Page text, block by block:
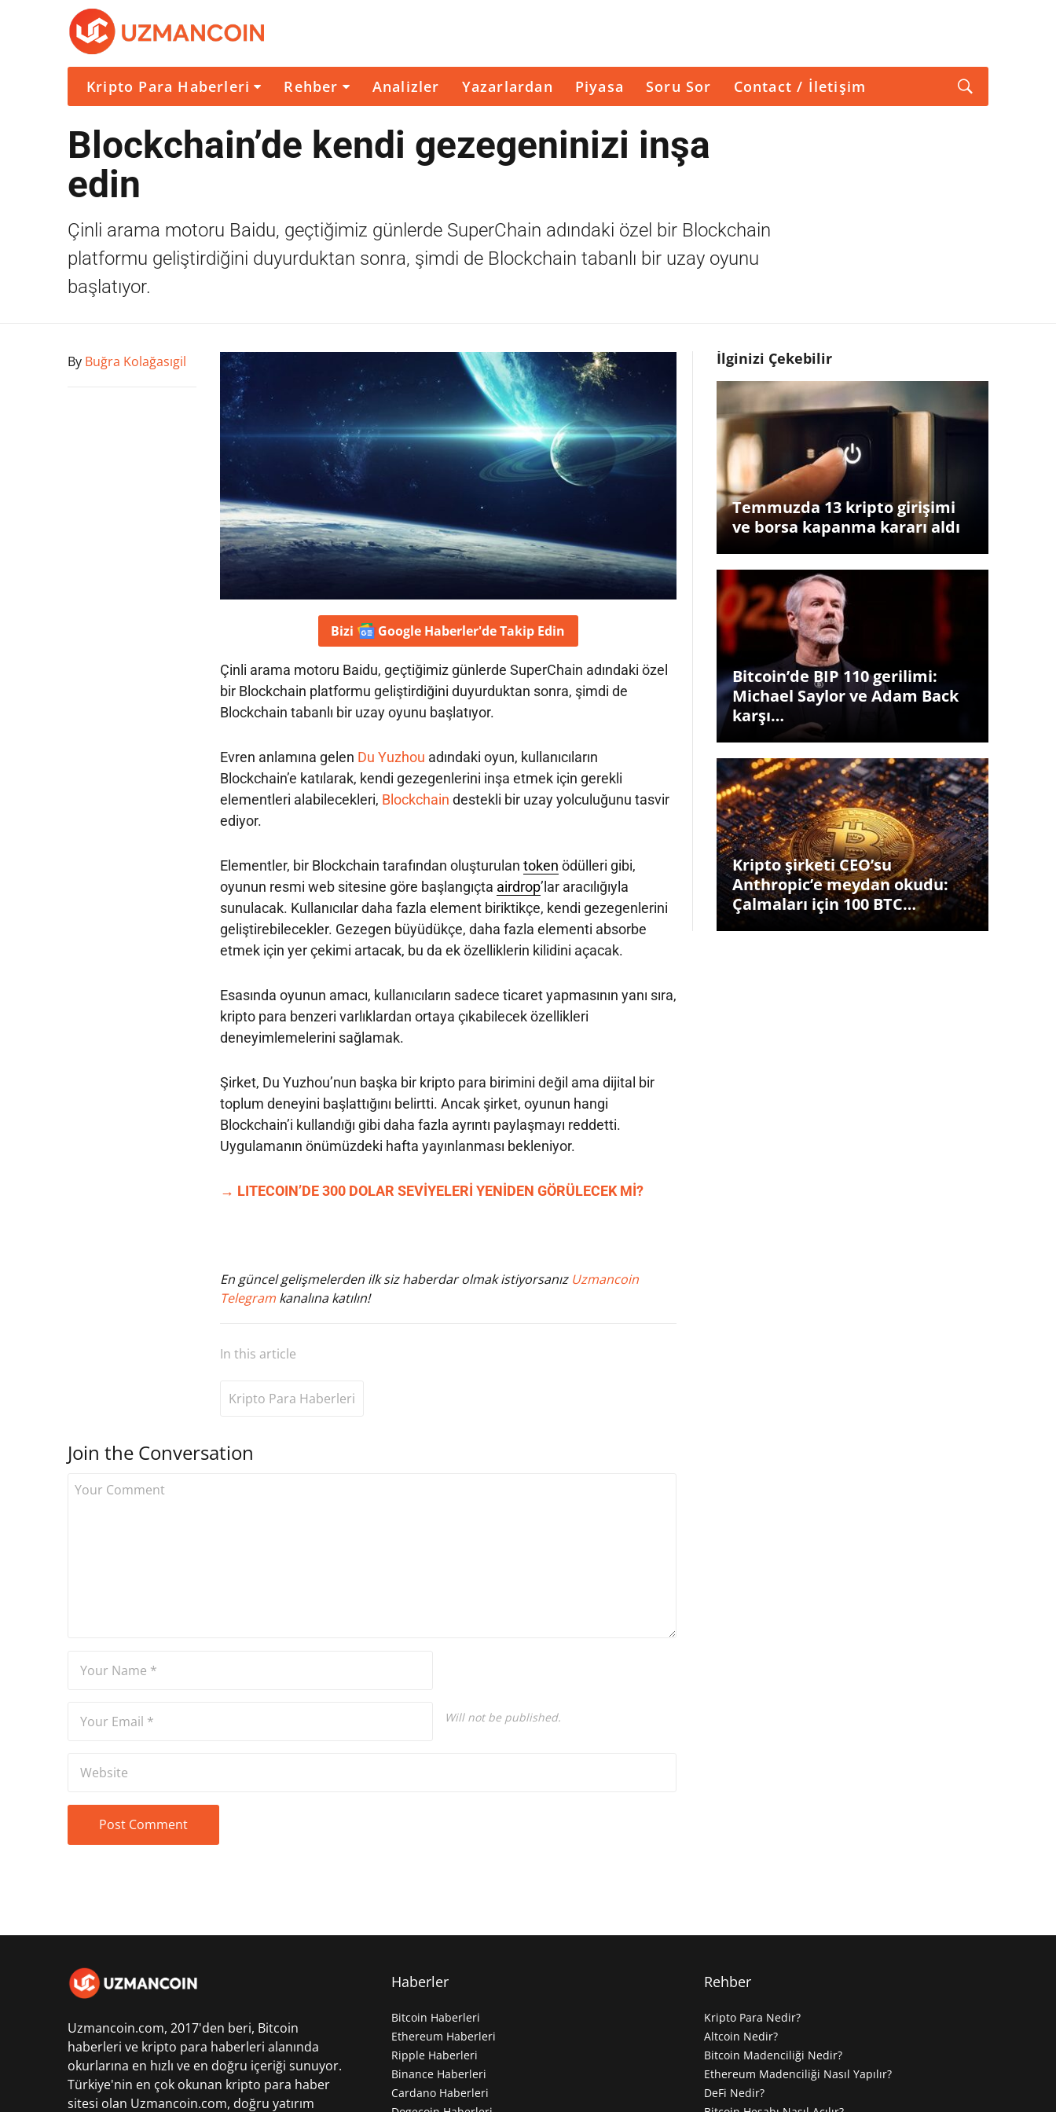
Kripto Para Haberleri Rehber Analizler Yazarlardan Piyasa Soru Sor Contact / İletişim
Blockchain’de kendi gezegeninizi inşa
edin
Çinli arama motoru Baidu, geçtiğimiz günlerde SuperChain adındaki özel bir Blockchain
platformu geliştirdiğini duyurduktan sonra, şimdi de Blockchain tabanlı bir uzay oyunu
başlatıyor.
By Buğra Kolağasıgil
Bizi Google Haberler'deTakip Edin
Çinli arama motoru Baidu, geçtiğimiz günlerde SuperChain adındaki özel
bir Blockchain platformu geliştirdiğini duyurduktan sonra, şimdi de
Blockchain tabanlı bir uzay oyunu başlatıyor.
Evren anlamına gelen Du Yuzhou adındaki oyun, kullanıcıların
Blockchain’e katılarak, kendi gezegenlerini inşa etmek için gerekli
elementleri alabilecekleri, Blockchain destekli bir uzay yolculuğunu tasvir
ediyor.
Elementler, bir Blockchain tarafından oluşturulan token ödülleri gibi,
oyunun resmi web sitesine göre başlangıçta airdrop’lar aracılığıyla
sunulacak. Kullanıcılar daha fazla element biriktikçe, kendi gezegenlerini
geliştirebilecekler. Gezegen büyüdükçe, daha fazla elementi absorbe
etmek için yer çekimi artacak, bu da ek özelliklerin kilidini açacak.
Esasında oyunun amacı, kullanıcıların sadece ticaret yapmasının yanı sıra,
kripto para benzeri varlıklardan ortaya çıkabilecek özellikleri
deneyimlemelerini sağlamak.
Şirket, Du Yuzhou’nun başka bir kripto para birimini değil ama dijital bir
toplum deneyini başlattığını belirtti. Ancak şirket, oyunun hangi
Blockchain’i kullandığı gibi daha fazla ayrıntı paylaşmayı reddetti.
Uygulamanın önümüzdeki hafta yayınlanması bekleniyor.
→ LITECOIN’DE 300 DOLAR SEVİYELERİ YENİDEN GÖRÜLECEK Mİ?
En güncel gelişmelerden ilk siz haberdar olmak istiyorsanız Uzmancoin
Telegram kanalına katılın!
In this article
Kripto Para Haberleri
Join the Conversation
Will not be published.
İlginizi Çekebilir
Temmuzda 13 kripto girişimi
ve borsa kapanma kararı aldı
Bitcoin’de BIP 110 gerilimi:
Michael Saylor ve Adam Back
karşı…
Kripto şirketi CEO’su
Anthropic’e meydan okudu:
Çalmaları için 100 BTC…
Uzmancoin.com, 2017'den beri, Bitcoin
haberleri ve kripto para haberleri alanında
okurlarına en hızlı ve en doğru içeriği sunuyor.
Türkiye'nin en çok okunan kripto para haber
sitesi olan Uzmancoin.com, doğru yatırım
Haberler
Bitcoin Haberleri
Ethereum Haberleri
Ripple Haberleri
Binance Haberleri
Cardano Haberleri
Rehber
Kripto Para Nedir?
Altcoin Nedir?
Bitcoin Madenciliği Nedir?
Ethereum Madenciliği Nasıl Yapılır?
DeFi Nedir?